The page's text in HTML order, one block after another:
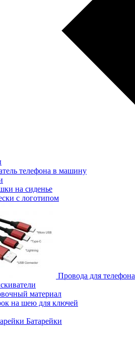
телефона в машину
на сиденье
с логотипом
Провода для телефона
материал
на шею для ключей
Батарейки